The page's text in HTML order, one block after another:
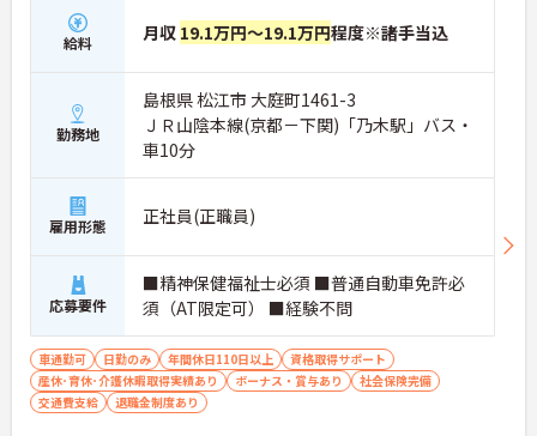
給料 月収 19.1万円～19.1万円程度※諸手当込
勤務地
島根県 松江市 大庭町1461-3
ＪＲ山陰本線(京都－下関)「乃木駅」バス・
車10分
雇用形態 正社員(正職員)
応募要件
■精神保健福祉士必須 ■普通自動車免許必
須（AT限定可） ■経験不問
車通勤可 日勤のみ 年間休日110日以上
資格取得サポート
産休･育休･介護休暇取得実績あり
ボーナス・賞与あり
社会保険完備
交通費支給
退職金制度あり